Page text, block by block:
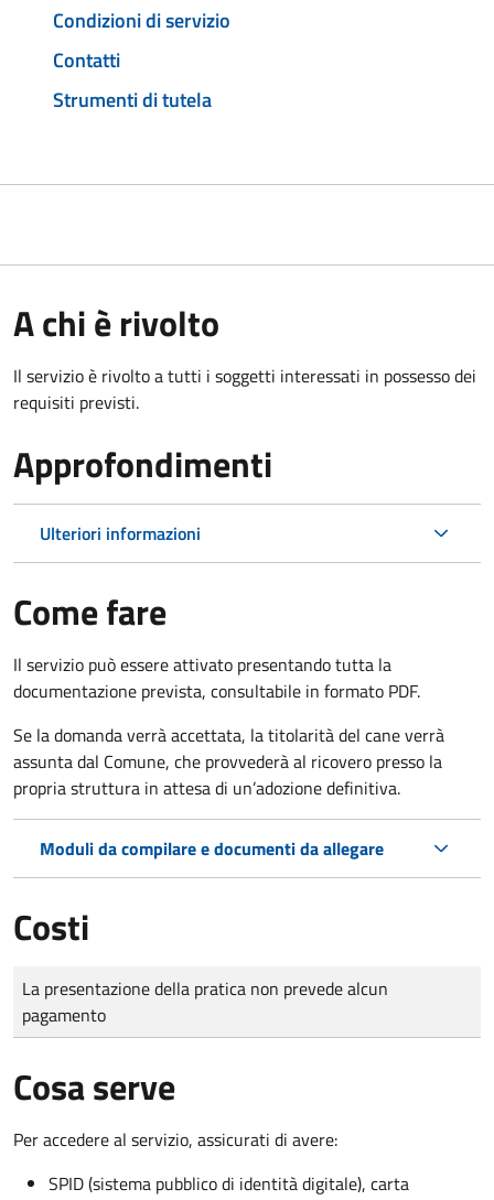
Condizioni di servizio
Contatti
Strumenti di tutela
A chi è rivolto
Il servizio è rivolto a tutti i soggetti interessati in possesso dei
requisiti previsti.
Approfondimenti
Ulteriori informazioni
Come fare
Il servizio può essere attivato presentando tutta la
documentazione prevista, consultabile in formato PDF.
Se la domanda verrà accettata, la titolarità del cane verrà
assunta dal Comune, che provvederà al ricovero presso la
propria struttura in attesa di un’adozione definitiva.
Moduli da compilare e documenti da allegare
Costi
Tipo di pagamento
Importo
La presentazione della pratica non prevede alcun
pagamento
Cosa serve
Per accedere al servizio, assicurati di avere:
SPID (sistema pubblico di identità digitale), carta